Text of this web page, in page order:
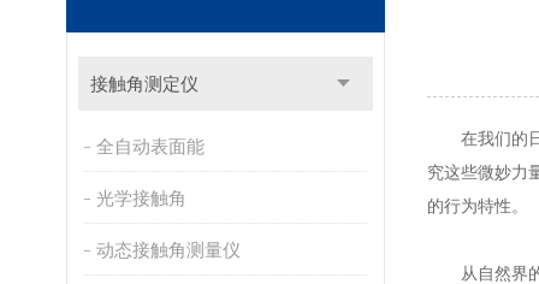
接触角测定仪
全自动表面能
光学接触角
动态接触角测量仪
在我们的日
究这些微妙力
的行为特性。
从自然界的